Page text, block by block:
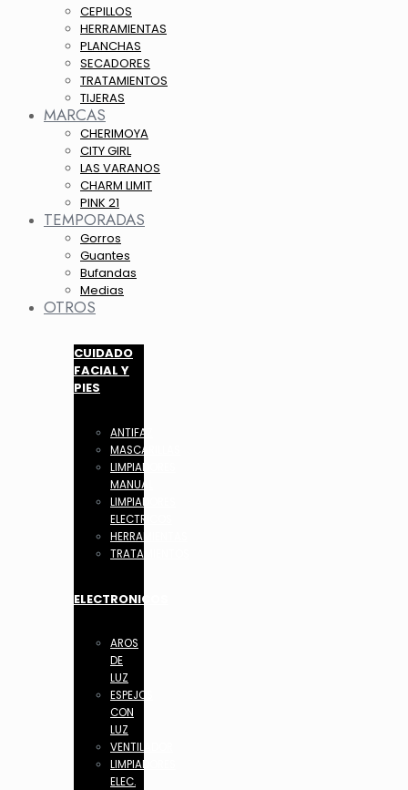
CEPILLOS
HERRAMIENTAS
PLANCHAS
SECADORES
TRATAMIENTOS
TIJERAS
MARCAS
CHERIMOYA
CITY GIRL
LAS VARANOS
CHARM LIMIT
PINK 21
TEMPORADAS
Gorros
Guantes
Bufandas
Medias
OTROS
CUIDADO
FACIAL Y
PIES
ANTIFAZ
MASCARILLAS
LIMPIADORES
MANUAL
LIMPIADORES
ELECTRICOS
HERRAMIENTAS
TRATAMIENTOS
ELECTRONICOS
AROS
DE
LUZ
ESPEJOS
CON
LUZ
VENTILADOR
LIMPIADORES
ELEC.